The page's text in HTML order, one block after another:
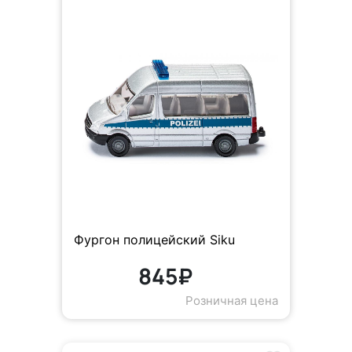
Фургон полицейский Siku
845₽
Розничная цена